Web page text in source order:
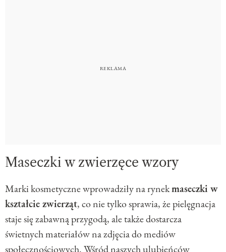
Maseczki w zwierzęce wzory
Marki kosmetyczne wprowadziły na rynekmaseczki w
kształcie zwierząt, co nie tylko sprawia, że pielęgnacja
staje się zabawną przygodą, ale także dostarcza
świetnych materiałów na zdjęcia do mediów
społecznościowych. Wśród naszych ulubieńców